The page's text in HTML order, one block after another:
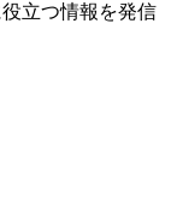
立つ情報を発信